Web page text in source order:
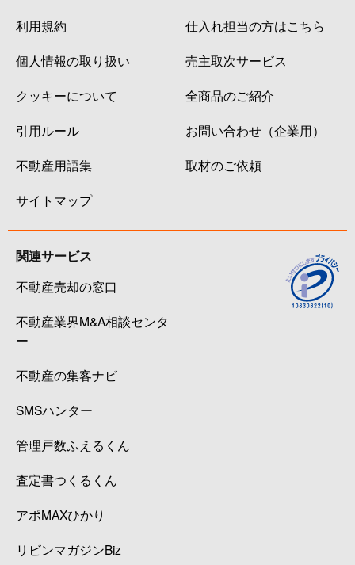
利用規約
個人情報の取り扱い
クッキーについて
引用ルール
不動産用語集
サイトマップ
仕入れ担当の方はこちら
売主取次サービス
全商品のご紹介
お問い合わせ（企業用）
取材のご依頼
関連サービス
不動産売却の窓口
不動産業界M&A相談センタ
ー
不動産の集客ナビ
SMSハンター
管理戸数ふえるくん
査定書つくるくん
アポMAXひかり
リビンマガジンBiz